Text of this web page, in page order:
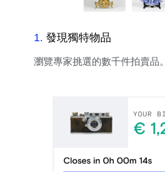
1. 發現獨特物品
瀏覽專家挑選的數千件拍賣品。